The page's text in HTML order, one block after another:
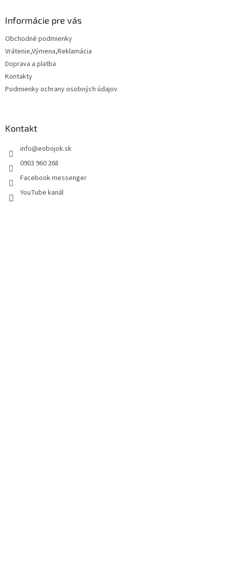
Informácie pre vás
Obchodné podmienky
Vrátenie,Výmena,Reklamácia
Doprava a platba
Kontakty
Podmienky ochrany osobných údajov
Kontakt
info@eobojok.sk
0903 960 268
Facebook messenger
YouTube kanál